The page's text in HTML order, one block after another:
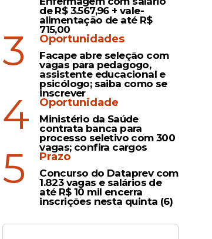
de R$ 3.567,96 + vale-
alimentação de até R$
715,00
3 Oportunidades
Facape abre seleção com
vagas para pedagogo,
assistente educacional e
psicólogo; saiba como se
inscrever
4 Oportunidade
Ministério da Saúde
contrata banca para
processo seletivo com 300
vagas; confira cargos
5 Prazo
Concurso do Dataprev com
1.823 vagas e salários de
até R$ 10 mil encerra
inscrições nesta quinta (6)